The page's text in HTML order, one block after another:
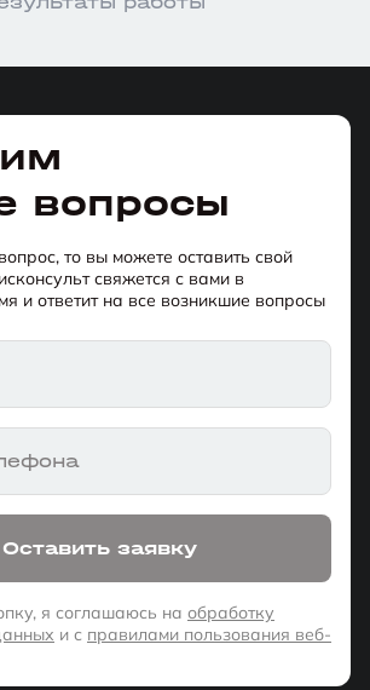
вопросы
то вы можете оставить свой
свяжется с вами в
и ответит на все возникшие вопросы
Оставить заявку
я соглашаюсь на обработку
и с правилами пользования веб-